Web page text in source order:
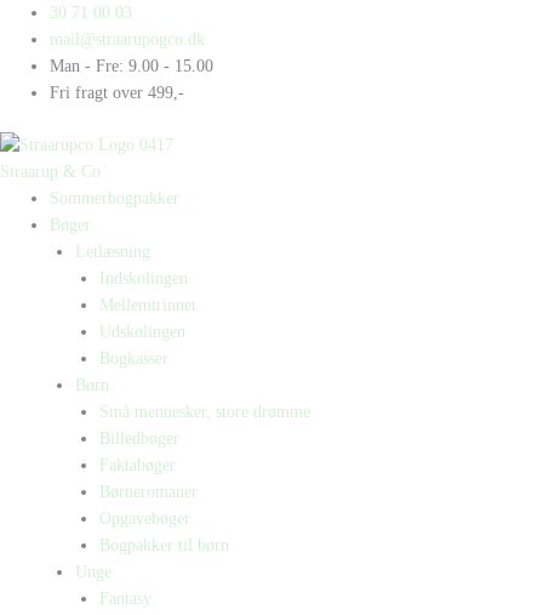
indholdet
30 71 00 03
mail@straarupogco.dk
Man - Fre: 9.00 - 15.00
Fri fragt over 499,-
Straarup & Co
Sommerbogpakker
Bøger
Letlæsning
Indskolingen
Mellemtrinnet
Udskolingen
Bogkasser
Børn
Små mennesker, store drømme
Billedbøger
Faktabøger
Børneromaner
Opgavebøger
Bogpakker til børn
Unge
Fantasy
Products
search
Products
search
Dyregården